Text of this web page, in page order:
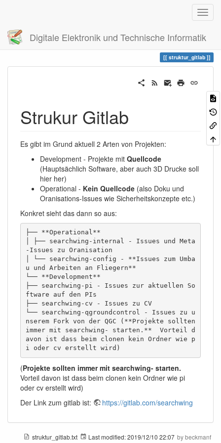
Digitale Elektronik und Technische Informatik
Trace struktur_gitlab
struktur_gitlab
Strukur Gitlab
Es gibt im Grund aktuell 2 Arten von Projekten:
Development - Projekte mit Quellcode
(Hauptsächlich Software, aber auch 3D Drucke soll
hier her)
Operational - Kein Quellcode (also Doku und
Oranisations-Issues wie Sicherheitskonzepte etc.)
Konkret sieht das dann so aus:
├── **Operational**
│ ├── searchwing-internal - Issues und Meta
-Issues zu Oranisation
│ └── searchwing-config - **Issues zum Umba
u und Arbeiten an Fliegern**
└── **Development**
├── searchwing-pi - Issues zur aktuellen So
ftware auf den PIs
├── searchwing-cv - Issues zu CV
└── searchwing-qgroundcontrol - Issues zu u
nserem Fork von der QGC (**Projekte sollten
immer mit searchwing- starten.**  Vorteil d
avon ist dass beim clonen kein Ordner wie p
i oder cv erstellt wird)
(Projekte sollten immer mit searchwing- starten.
Vorteil davon ist dass beim clonen kein Ordner wie pi
oder cv erstellt wird)
Der Link zum gitlab ist:
https://gitlab.com/searchwing
struktur_gitlab.txt Last modified:2019/12/10 22:07 bybeckmanf